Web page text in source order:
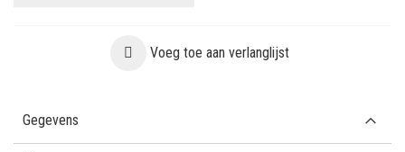
Voeg toe aan verlanglijst
Gegevens